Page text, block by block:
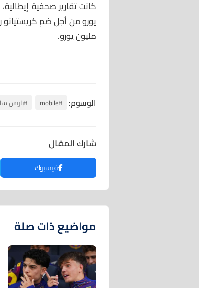
مليون يورو.
الوسوم: #mobile #باريس
شارك المقال
فيسبوك
مواضيع ذات صلة